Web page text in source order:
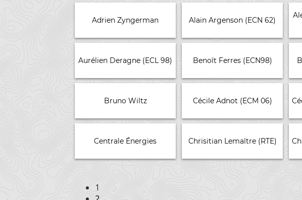
Adrien Zyngerman Alain Argenson (ECN 62)
Aurélien Deragne (ECL 98) Benoît Ferres (ECN98)
Bruno Wiltz Cécile Adnot (ECM 06)
Centrale Énergies Chrisitian Lemaître (RTE)
1